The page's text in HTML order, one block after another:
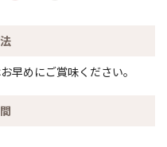
早めにご賞味ください。